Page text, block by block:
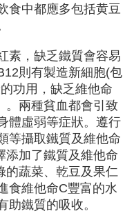
食中都應多包括黄豆
素，缺乏鐵質會容易
則有製造新細胞(包
功用，缺乏維他命
。兩種貧血都會引致
體虛弱等症狀。遵行
等攝取鐵質及維他命
添加了鐵質及維他命
的蔬菜、乾豆及果仁
食維他命C豐富的水
助鐵質的吸收。